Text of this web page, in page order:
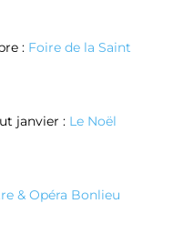
: Foire de la Saint
janvier : Le Noël
& Opéra Bonlieu